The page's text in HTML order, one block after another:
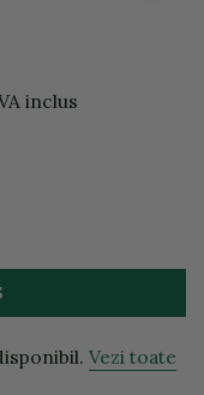
inclus
Vezi toate